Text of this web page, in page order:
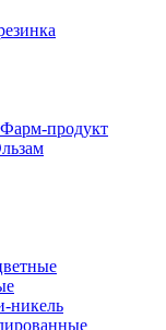
продукт
никель